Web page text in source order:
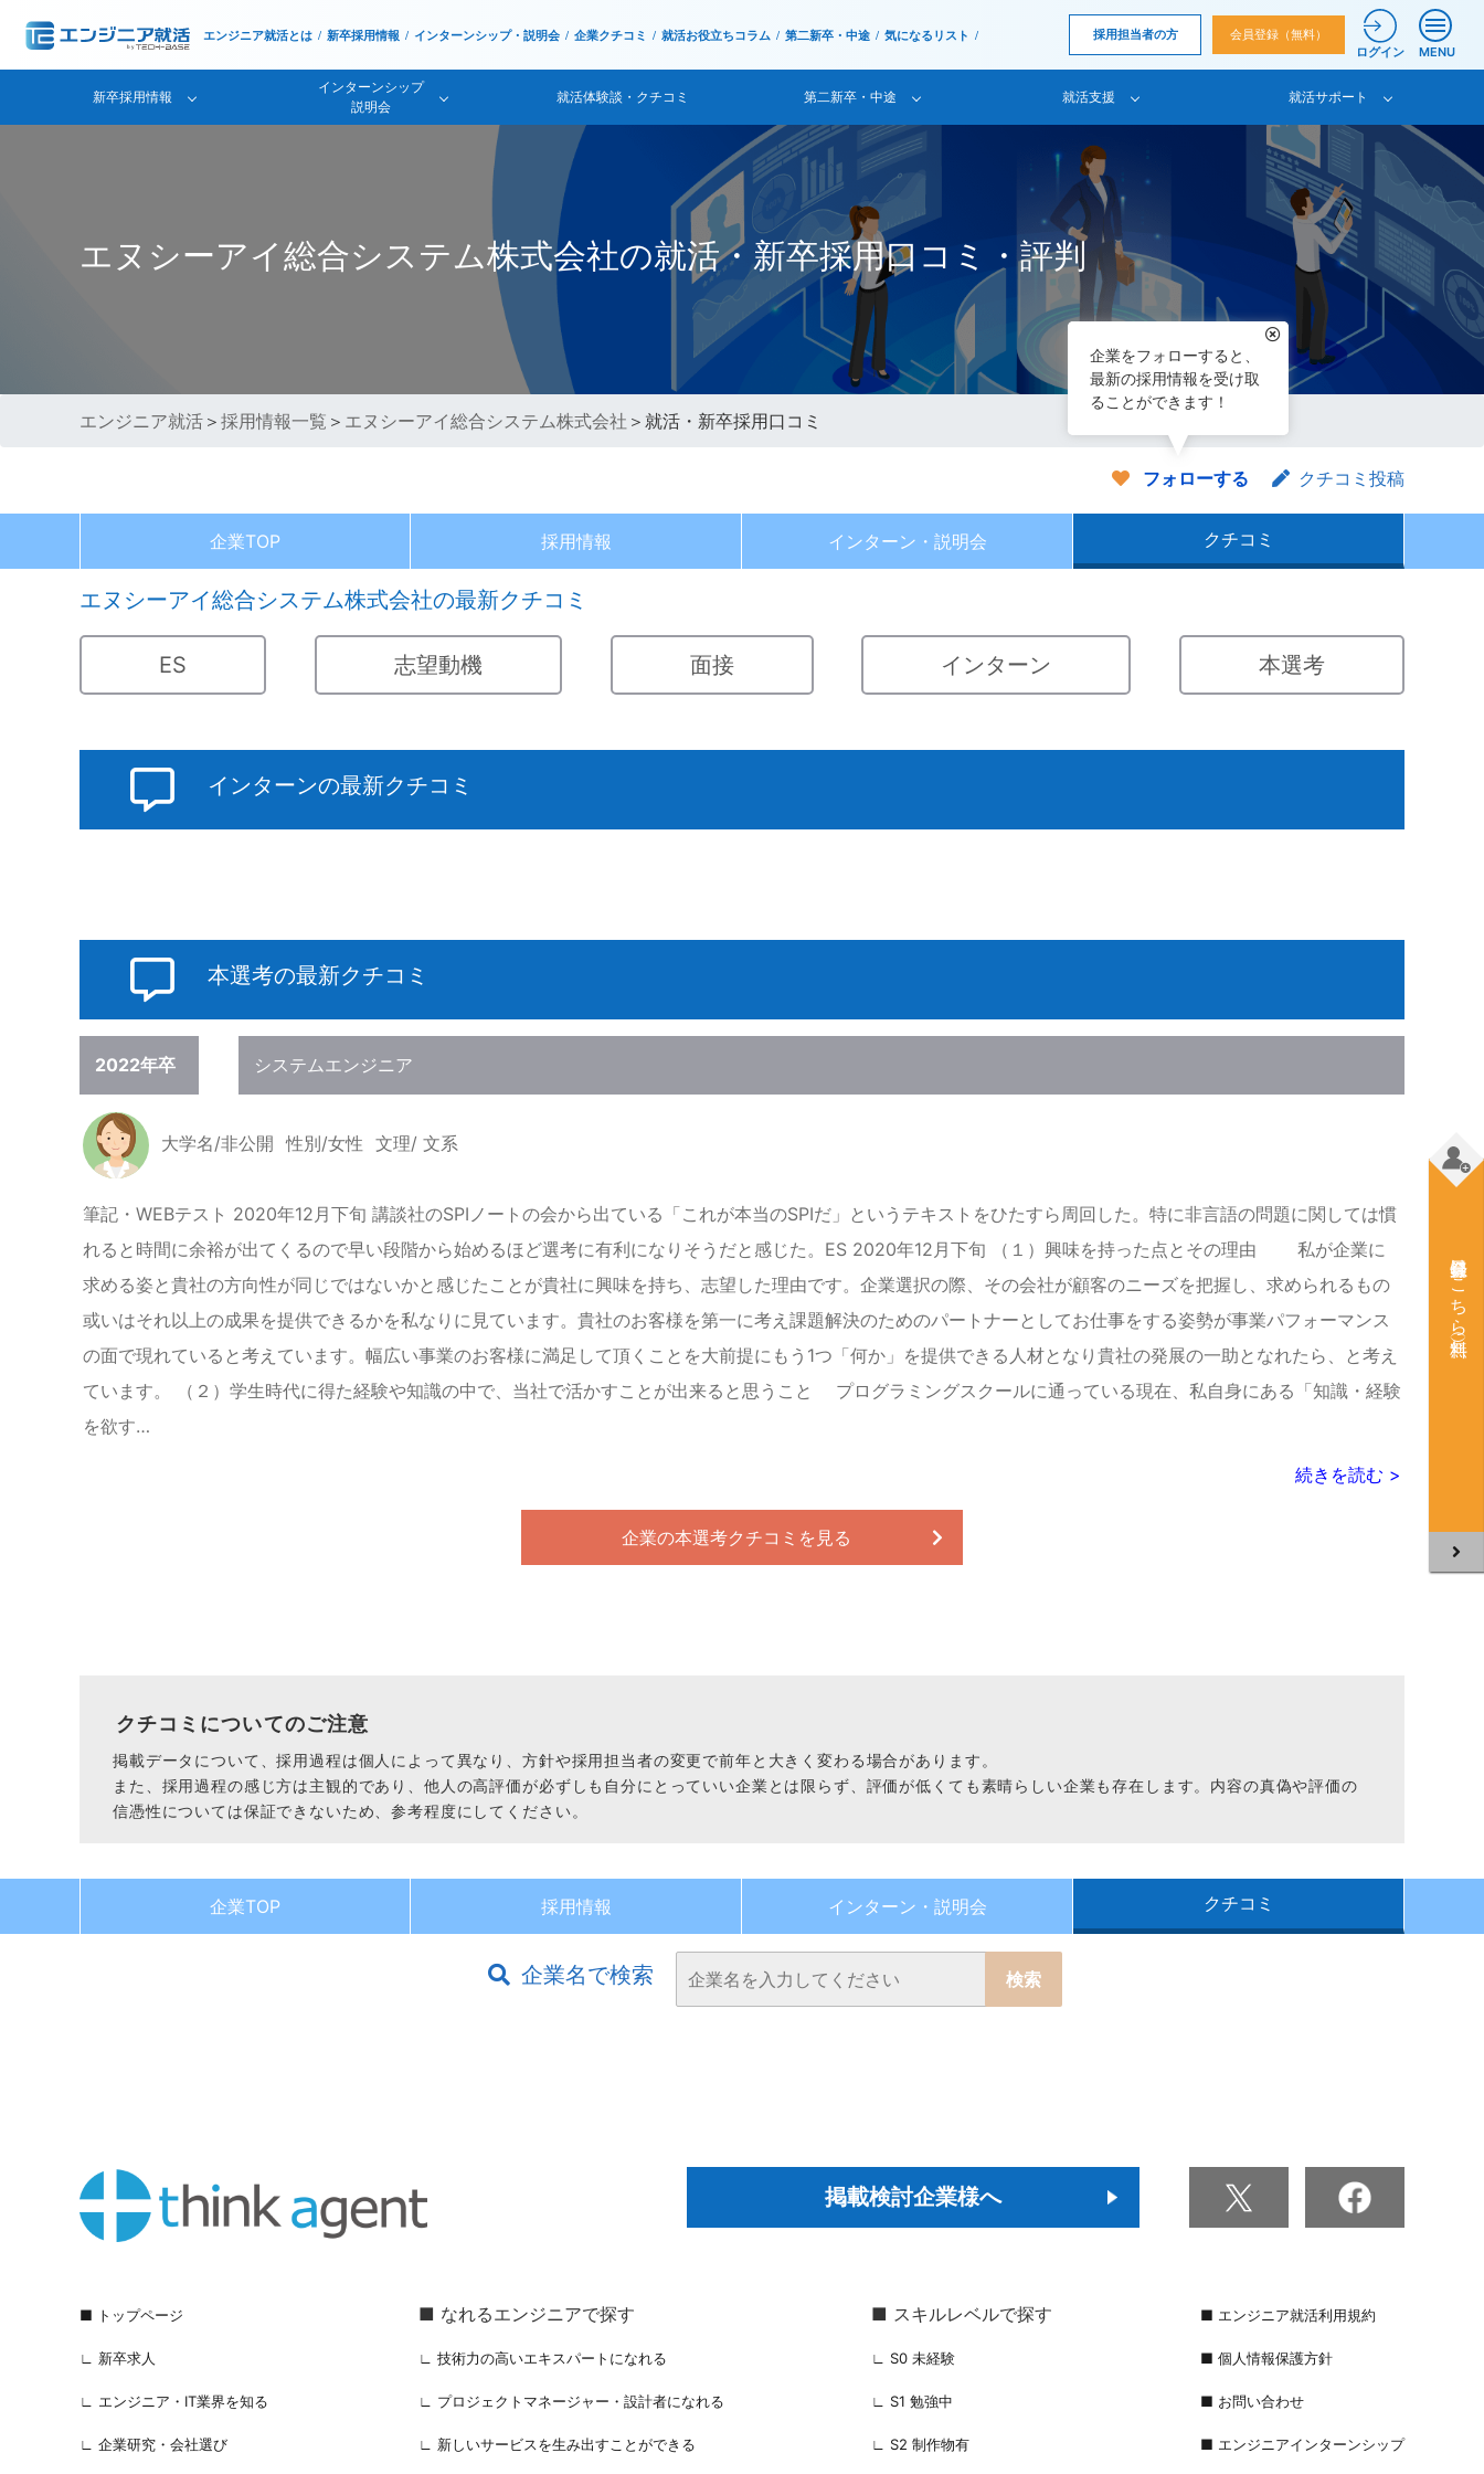
エンジニア就活とは 新卒採用情報 インターンシップ・説明会 企業クチコミ 就活お役立ちコラム 第二新卒・中途 気になるリスト 採用担当者の方
会員登録（無料）
ログイン
MENU
新卒採用情報
インターンシップ
説明会
就活体験談・クチコミ 第二新卒・中途 就活支援 就活サポート
エヌシーアイ総合システム株式会社の就活・新卒採用口コミ・評判
エンジニア就活 ＞ 採用情報一覧 ＞ エヌシーアイ総合システム株式会社 ＞就活・新卒採用口コミ
フォローする
企業をフォローすると、
最新の採用情報を受け取
ることができます！
クチコミ投稿
企業TOP 採用情報 インターン・ 説明会 クチコミ
エヌシーアイ総合システム株式会社の最新クチコミ
ES 志望動機 面接 インターン 本選考
インターンの最新クチコミ
本選考の最新クチコミ
2022年卒 システムエンジニア
大学名/非公開 性別/女性 文理/ 文系
筆記・WEBテスト 2020年12月下旬 講談社のSPIノートの会から出ている「これが本当のSPIだ」というテキストをひたすら周回した。特に非言語の問題に関しては慣
れると時間に余裕が出てくるので早い段階から始めるほど選考に有利になりそうだと感じた。ES 2020年12月下旬 （１）興味を持った点とその理由 私が企業に
求める姿と貴社の方向性が同じではないかと感じたことが貴社に興味を持ち、志望した理由です。企業選択の際、その会社が顧客のニーズを把握し、求められるもの
或いはそれ以上の成果を提供できるかを私なりに見ています。貴社のお客様を第一に考え課題解決のためのパートナーとしてお仕事をする姿勢が事業パフォーマンス
の面で現れていると考えています。幅広い事業のお客様に満足して頂くことを大前提にもう1つ「何か」を提供できる人材となり貴社の発展の一助となれたら、と考え
ています。 （２）学生時代に得た経験や知識の中で、当社で活かすことが出来ると思うこと プログラミングスクールに通っている現在、私自身にある「知識・経験
を欲す…
続きを読む >
企業の本選考クチコミを見る
クチコミについてのご注意
掲載データについて、採用過程は個人によって異なり、方針や採用担当者の変更で前年と大きく変わる場合があります。
また、採用過程の感じ方は主観的であり、他人の高評価が必ずしも自分にとっていい企業とは限らず、評価が低くても素晴らしい企業も存在します。内容の真偽や評価の
信憑性については保証できないため、参考程度にしてください。
企業TOP 採用情報 インターン・ 説明会 クチコミ
企業名で検索
掲載検討企業様へ
■ トップページ
∟ 新卒求人
∟ エンジニア・IT業界を知る
∟ 企業研究・会社選び
■ なれるエンジニアで探す
∟ 技術力の高いエキスパートになれる
∟ プロジェクトマネージャー・設計者になれる
∟ 新しいサービスを生み出すことができる
■ スキルレベルで探す
∟ S0 未経験
∟ S1 勉強中
∟ S2 制作物有
■ エンジニア就活利用規約
■ 個人情報保護方針
■ お問い合わせ
■ エンジニアインターンシップ
会員登録はこちら（無料）